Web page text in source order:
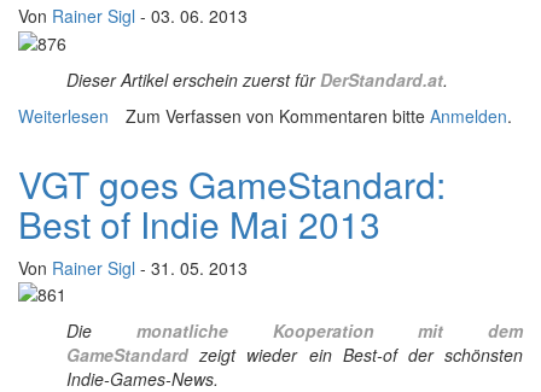
Von Rainer Sigl - 03. 06. 2013
Dieser Artikel erschein zuerst für DerStandard.at.
Weiterlesen über Wer verschläft die Indie-Revolution?
Zum Verfassen von Kommentaren bitte Anmelden.
VGT goes GameStandard:
Best of Indie Mai 2013
Von Rainer Sigl - 31. 05. 2013
Die monatliche Kooperation mit dem
GameStandard zeigt wieder ein Best-of der schönsten
Indie-Games-News.